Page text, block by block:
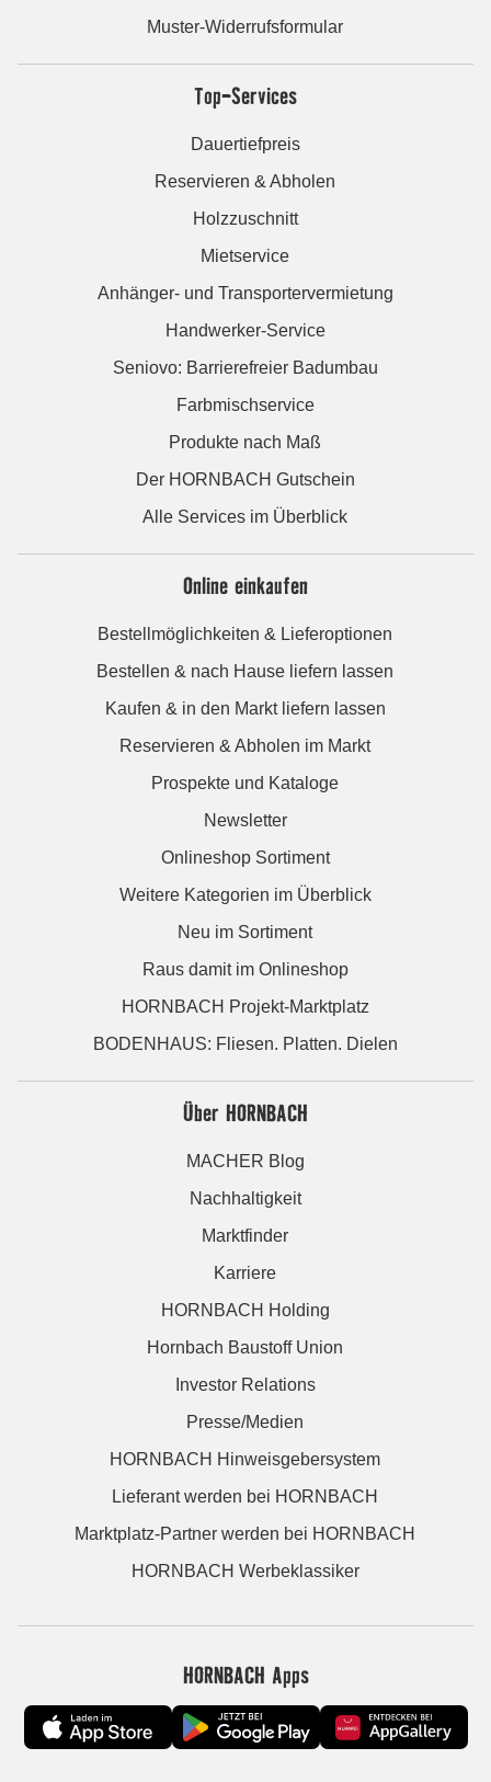
Muster-Widerrufsformular
Top-Services
Dauertiefpreis
Reservieren & Abholen
Holzzuschnitt
Mietservice
Anhänger- und Transportervermietung
Handwerker-Service
Seniovo: Barrierefreier Badumbau
Farbmischservice
Produkte nach Maß
Der HORNBACH Gutschein
Alle Services im Überblick
Online einkaufen
Bestellmöglichkeiten & Lieferoptionen
Bestellen & nach Hause liefern lassen
Kaufen & in den Markt liefern lassen
Reservieren & Abholen im Markt
Prospekte und Kataloge
Newsletter
Onlineshop Sortiment
Weitere Kategorien im Überblick
Neu im Sortiment
Raus damit im Onlineshop
HORNBACH Projekt-Marktplatz
BODENHAUS: Fliesen. Platten. Dielen
Über HORNBACH
MACHER Blog
Nachhaltigkeit
Marktfinder
Karriere
HORNBACH Holding
Hornbach Baustoff Union
Investor Relations
Presse/Medien
HORNBACH Hinweisgebersystem
Lieferant werden bei HORNBACH
Marktplatz-Partner werden bei HORNBACH
HORNBACH Werbeklassiker
HORNBACH Apps